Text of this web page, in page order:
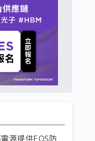
源提供EOS防